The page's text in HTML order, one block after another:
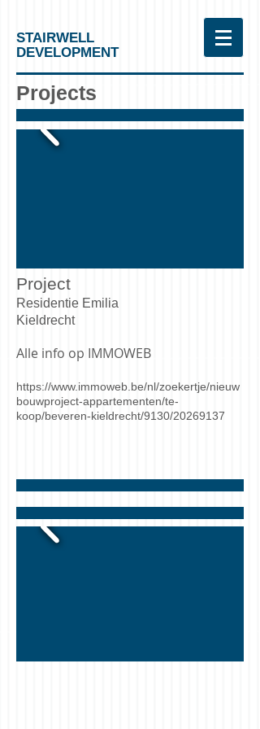
STAIRWELL
DEVELOPMENT
Projects
Project
Residentie Emilia
Kieldrecht
Alle info op IMMOWEB
https://www.immoweb.be/nl/zoekertje/nieuw
bouwproject-appartementen/te-
koop/beveren-kieldrecht/9130/20269137